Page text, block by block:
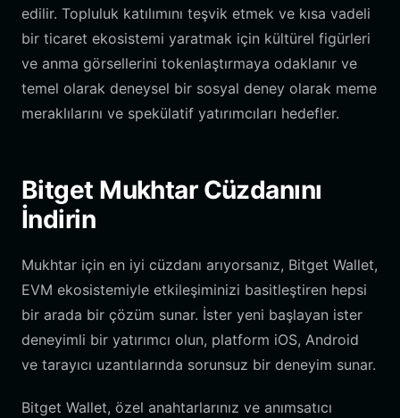
edilir. Topluluk katılımını teşvik etmek ve kısa vadeli
bir ticaret ekosistemi yaratmak için kültürel figürleri
ve anma görsellerini tokenlaştırmaya odaklanır ve
temel olarak deneysel bir sosyal deney olarak meme
meraklılarını ve spekülatif yatırımcıları hedefler.
Bitget Mukhtar Cüzdanını
İndirin
Mukhtar için en iyi cüzdanı arıyorsanız, Bitget Wallet,
EVM ekosistemiyle etkileşiminizi basitleştiren hepsi
bir arada bir çözüm sunar. İster yeni başlayan ister
deneyimli bir yatırımcı olun, platform iOS, Android
ve tarayıcı uzantılarında sorunsuz bir deneyim sunar.
Bitget Wallet, özel anahtarlarınız ve anımsatıcı